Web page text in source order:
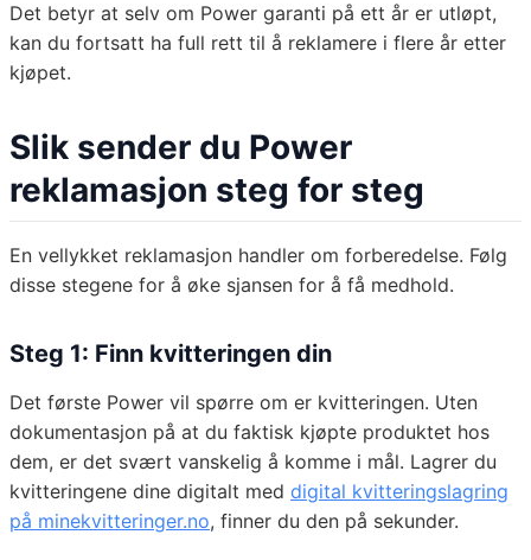
Det betyr at selv om Power garanti på ett år er utløpt,
kan du fortsatt ha full rett til å reklamere i flere år etter
kjøpet.
Slik sender du Power
reklamasjon steg for steg
En vellykket reklamasjon handler om forberedelse. Følg
disse stegene for å øke sjansen for å få medhold.
Steg 1: Finn kvitteringen din
Det første Power vil spørre om er kvitteringen. Uten
dokumentasjon på at du faktisk kjøpte produktet hos
dem, er det svært vanskelig å komme i mål. Lagrer du
kvitteringene dine digitalt med digital kvitteringslagring
på minekvitteringer.no, finner du den på sekunder.